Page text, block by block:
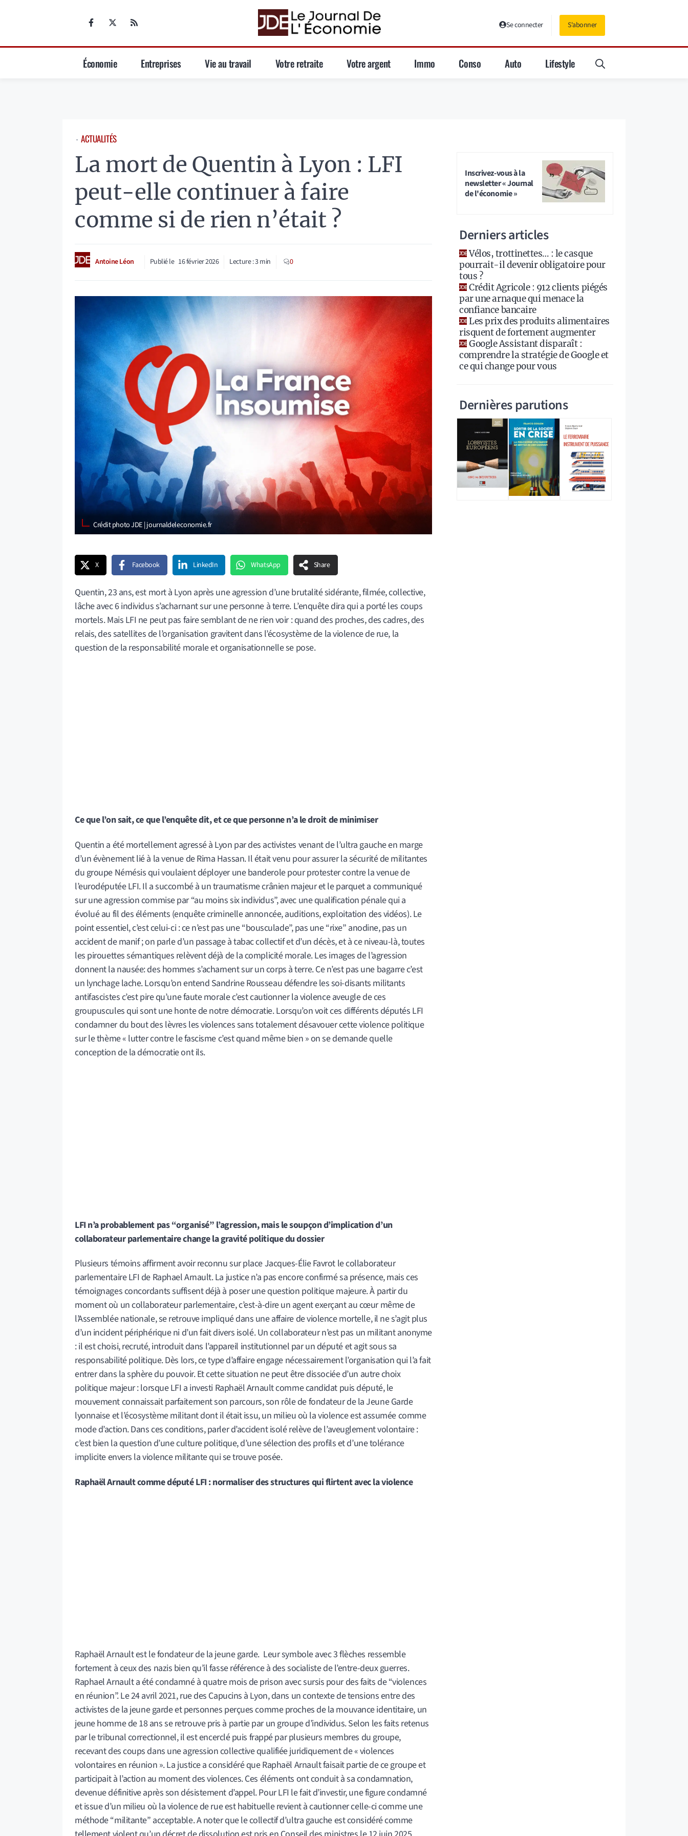
Se connecter S'abonner
Économie Entreprises Vie au travail Votre retraite Votre argent Immo Conso Auto Lifestyle
⋅ ACTUALITÉS
La mort de Quentin à Lyon : LFI
peut-elle continuer à faire
comme si de rien n’était ?
Antoine Léon Publié le 16 février 2026 Lecture :3min 0
Crédit photo JDE | journaldeleconomie.fr
X Facebook LinkedIn WhatsApp Share
Quentin, 23 ans, est mort à Lyon après une agression d’une brutalité sidérante, filmée, collective,
lâche avec 6 individus s’acharnant sur une personne à terre. L’enquête dira qui a porté les coups
mortels. Mais LFI ne peut pas faire semblant de ne rien voir : quand des proches, des cadres, des
relais, des satellites de l’organisation gravitent dans l’écosystème de la violence de rue, la
question de la responsabilité morale et organisationnelle se pose.
Ce que l’on sait, ce que l’enquête dit, et ce que personne n’a le droit de minimiser
Quentin a été mortellement agressé à Lyon par des activistes venant de l’ultra gauche en marge
d’un évènement lié à la venue de Rima Hassan. Il était venu pour assurer la sécurité de militantes
du groupe Némésis qui voulaient déployer une banderole pour protester contre la venue de
l’eurodéputée LFI. Il a succombé à un traumatisme crânien majeur et le parquet a communiqué
sur une agression commise par “au moins six individus”, avec une qualification pénale qui a
évolué au fil des éléments (enquête criminelle annoncée, auditions, exploitation des vidéos). Le
point essentiel, c’est celui-ci : ce n’est pas une “bousculade”, pas une “rixe” anodine, pas un
accident de manif ; on parle d’un passage à tabac collectif et d’un décès, et à ce niveau-là, toutes
les pirouettes sémantiques relèvent déjà de la complicité morale. Les images de l’agression
donnent la nausée: des hommes s’acharnent sur un corps à terre. Ce n’est pas une bagarre c’est
un lynchage lache. Lorsqu’on entend Sandrine Rousseau défendre les soi-disants militants
antifascistes c’est pire qu’une faute morale c’est cautionner la violence aveugle de ces
groupuscules qui sont une honte de notre démocratie. Lorsqu’on voit ces différents députés LFI
condamner du bout des lèvres les violences sans totalement désavouer cette violence politique
sur le thème « lutter contre le fascisme c’est quand même bien » on se demande quelle
conception de la démocratie ont ils.
LFI n’a probablement pas “organisé” l’agression, mais le soupçon d’implication d’un
collaborateur parlementaire change la gravité politique du dossier
Plusieurs témoins affirment avoir reconnu sur place Jacques-Élie Favrot le collaborateur
parlementaire LFI de Raphael Arnault. La justice n’a pas encore confirmé sa présence, mais ces
témoignages concordants suffisent déjà à poser une question politique majeure. À partir du
moment où un collaborateur parlementaire, c’est-à-dire un agent exerçant au cœur même de
l’Assemblée nationale, se retrouve impliqué dans une affaire de violence mortelle, il ne s’agit plus
d’un incident périphérique ni d’un fait divers isolé. Un collaborateur n’est pas un militant anonyme
: il est choisi, recruté, introduit dans l’appareil institutionnel par un député et agit sous sa
responsabilité politique. Dès lors, ce type d’affaire engage nécessairement l’organisation qui l’a fait
entrer dans la sphère du pouvoir. Et cette situation ne peut être dissociée d’un autre choix
politique majeur : lorsque LFI a investi Raphaël Arnault comme candidat puis député, le
mouvement connaissait parfaitement son parcours, son rôle de fondateur de la Jeune Garde
lyonnaise et l’écosystème militant dont il était issu, un milieu où la violence est assumée comme
mode d’action. Dans ces conditions, parler d’accident isolé relève de l’aveuglement volontaire :
c’est bien la question d’une culture politique, d’une sélection des profils et d’une tolérance
implicite envers la violence militante qui se trouve posée.
Raphaël Arnault comme député LFI : normaliser des structures qui flirtent avec la violence
Raphaël Arnault est le fondateur de la jeune garde. Leur symbole avec 3 flèches ressemble
fortement à ceux des nazis bien qu’il fasse référence à des socialiste de l’entre-deux guerres.
Raphael Arnault a été condamné à quatre mois de prison avec sursis pour des faits de “violences
en réunion”. Le 24 avril 2021, rue des Capucins à Lyon, dans un contexte de tensions entre des
activistes de la jeune garde et personnes perçues comme proches de la mouvance identitaire, un
jeune homme de 18 ans se retrouve pris à partie par un groupe d’individus. Selon les faits retenus
par le tribunal correctionnel, il est encerclé puis frappé par plusieurs membres du groupe,
recevant des coups dans une agression collective qualifiée juridiquement de « violences
volontaires en réunion ». La justice a considéré que Raphaël Arnault faisait partie de ce groupe et
participait à l’action au moment des violences. Ces éléments ont conduit à sa condamnation,
devenue définitive après son désistement d’appel. Pour LFI le fait d’investir, une figure condamné
et issue d’un milieu où la violence de rue est habituelle revient à cautionner celle-ci comme une
méthode “militante” acceptable. A noter que le collectif d’ultra gauche est considéré comme
Inscrivez-vous à la
newsletter « Journal
de l'économie »
Derniers articles
Vélos, trottinettes… : le casque
pourrait-il devenir obligatoire pour
tous ?
Crédit Agricole : 912 clients piégés
par une arnaque qui menace la
confiance bancaire
Les prix des produits alimentaires
risquent de fortement augmenter
Google Assistant disparaît :
comprendre la stratégie de Google et
ce qui change pour vous
Dernières parutions